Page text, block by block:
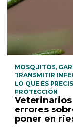
MOSQUITOS,
TRANSMITIR
LO QUE ES
PROTECCIÓN
errores
poner en